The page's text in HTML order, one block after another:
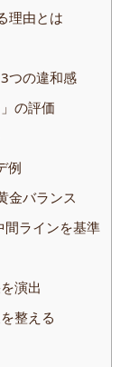
理由とは
つの違和感
の評価
例
金バランス
間ラインを基準
演出
整える